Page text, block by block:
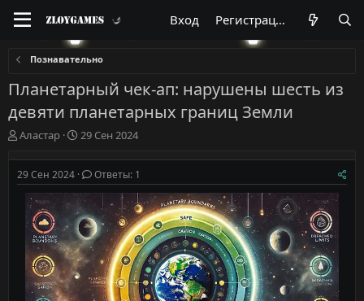
Вход Регистрация
Познавательно
Планетарный чек-ап: нарушены шесть из
девяти планетарных границ Земли
А
т
о
ы
Аластар
Д
т
а
н
а
ч
а
л
а
29 Сен 2024
29 Сен 2024 Ответы: 1